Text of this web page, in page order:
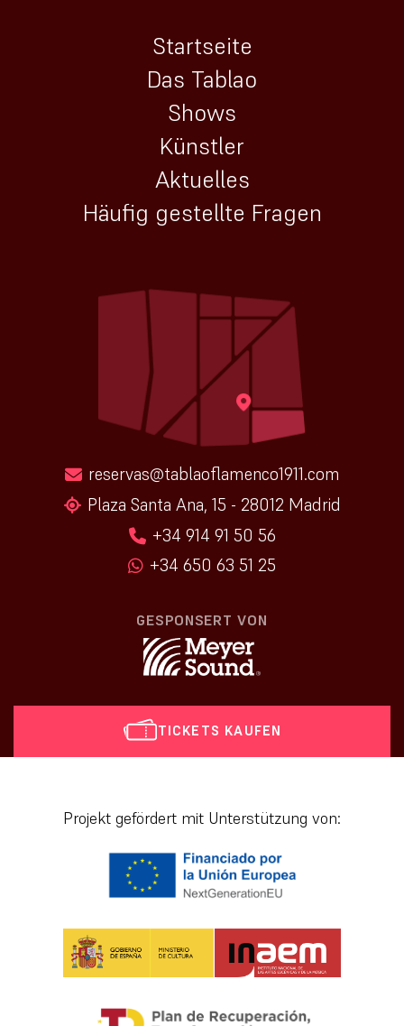
TICKETS KAUFEN
Startseite
Das Tablao
Shows
Künstler
Aktuelles
Häufig gestellte Fragen
reservas@tablaoflamenco1911.com
Plaza Santa Ana, 15 - 28012 Madrid
+34 914 91 50 56
+34 650 63 51 25
GESPONSERT VON
Projekt gefördert mit Unterstützung von: